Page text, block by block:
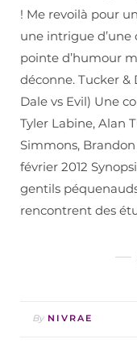
! Me revoilà pour
une intrigue
pointe d’humour
déconne. Tucker
Dale vs Evil) Une
Tyler Labine, Alan
Simmons,
février 2012
gentils
rencontrent des
By NIVRAE